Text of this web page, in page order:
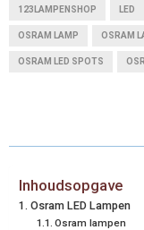
123LAMPENSHOP LED
OSRAM LAMP OSRAM
OSRAM LED SPOTS
Inhoudsopgave
Osram LED Lampen
Osram lampen